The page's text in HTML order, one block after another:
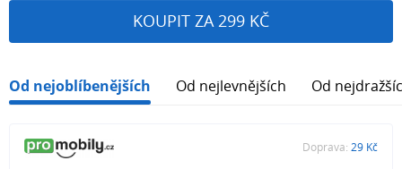
KOUPIT ZA 299 KČ
Od nejoblíbenějších Od nejlevnějších Od
Doprava: 29 Kč